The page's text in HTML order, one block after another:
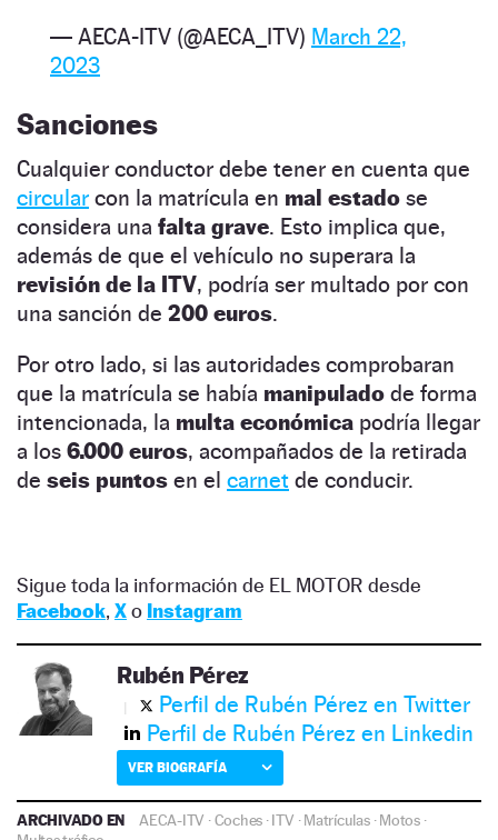
— AECA-ITV (@AECA_ITV) March 22,
2023
Sanciones
Cualquier conductor debe tener en cuenta que
circular con la matrícula en mal estado se
considera una falta grave. Esto implica que,
además de que el vehículo no superara la
revisión de la ITV, podría ser multado por con
una sanción de 200 euros.
Por otro lado, si las autoridades comprobaran
que la matrícula se había manipulado de forma
intencionada, la multa económica podría llegar
a los 6.000 euros, acompañados de la retirada
de seis puntos en el carnet de conducir.
Sigue toda la información de EL MOTOR desde
Facebook, Xo Instagram
Rubén Pérez
Perfil de Rubén Pérez en Twitter
Perfil de Rubén Pérez en Linkedin
VER BIOGRAFÍA
ARCHIVADO EN AECA-ITV ·Coches ·ITV ·Matrículas·Motos·